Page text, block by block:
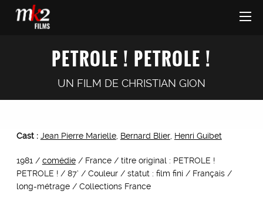
PETROLE ! PETROLE !
UN FILM DE CHRISTIAN GION
Cast : Jean Pierre Marielle, Bernard Blier, Henri Guibet
1981 / comédie/ France / titre original : PETROLE !
PETROLE ! / 87’ / Couleur / statut : film fini / Français /
long-métrage / Collections France